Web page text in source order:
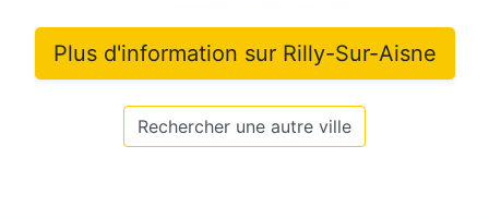
Plus d'information sur Rilly-Sur-Aisne
Rechercher une autre ville